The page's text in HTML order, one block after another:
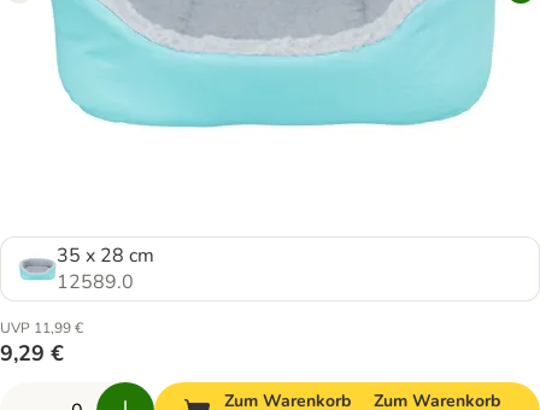
35 x 28 cm
12589.0
UVP 11,99 €
9,29 €
Zum Warenkorb
Zum Warenkorb